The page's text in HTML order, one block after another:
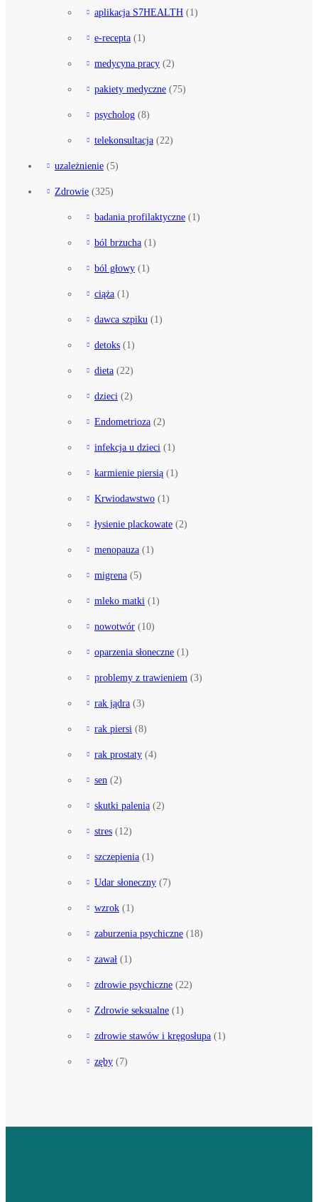
aplikacja S7HEALTH (1)
e-recepta (1)
medycyna pracy (2)
pakiety medyczne (75)
psycholog (8)
telekonsultacja (22)
uzależnienie (5)
Zdrowie (325)
badania profilaktyczne (1)
ból brzucha (1)
ból głowy (1)
ciąża (1)
dawca szpiku (1)
detoks (1)
dieta (22)
dzieci (2)
Endometrioza (2)
infekcja u dzieci (1)
karmienie piersią (1)
Krwiodawstwo (1)
łysienie plackowate (2)
menopauza (1)
migrena (5)
mleko matki (1)
nowotwór (10)
oparzenia słoneczne (1)
problemy z trawieniem (3)
rak jądra (3)
rak piersi (8)
rak prostaty (4)
sen (2)
skutki palenia (2)
stres (12)
szczepienia (1)
Udar słoneczny (7)
wzrok (1)
zaburzenia psychiczne (18)
zawał (1)
zdrowie psychiczne (22)
Zdrowie seksualne (1)
zdrowie stawów i kręgosłupa (1)
zęby (7)